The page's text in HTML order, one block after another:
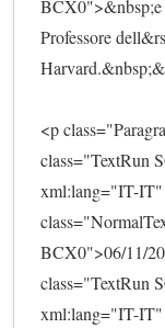
BCX0">&nbsp;e
Professore
<p
class="TextRun
xml:lang="IT-IT"
BCX0">06/11/
class="TextRun
xml:lang="IT-IT"